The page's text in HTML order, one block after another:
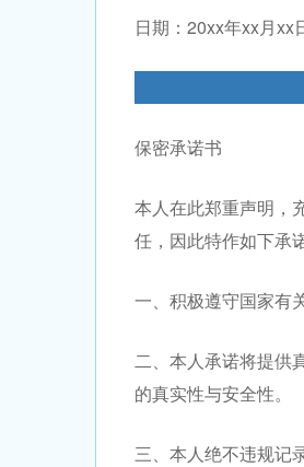
日期：20xx年xx月xx
保密承诺书
本人在此郑重声明，
任，因此特作如下承
一、积极遵守国家有
二、本人承诺将提供
的真实性与安全性。
三、本人绝不违规记